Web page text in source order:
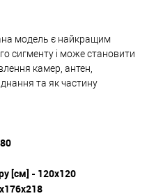
модель є найкращим
сигменту і може становити
камер, антен,
та як частину
[см] - 120x120